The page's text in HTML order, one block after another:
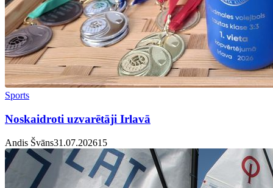
Sports
Noskaidroti uzvarētāji Irlavā
Andis Švāns31.07.20261 5